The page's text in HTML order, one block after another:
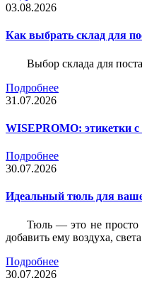
03.08.2026
Как выбрать склад для
Выбор склада для
Подробнее
31.07.2026
WISEPROMO: этикетки
Подробнее
30.07.2026
Идеальный тюль для
Тюль — это не просто
добавить ему воздуха,
Подробнее
30.07.2026